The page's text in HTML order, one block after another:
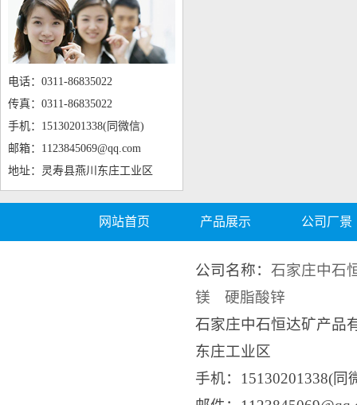
电话：0311-86835022
传真：0311-86835022
手机：15130201338(同微信)
邮箱：1123845069@qq.com
地址：灵寿县燕川东庄工业区
网站首页 产品展示 公司厂景
公司名称： 石家庄中石
镁
硬脂酸锌
石家庄中石恒达矿产
东庄工业区
手机：15130201338(